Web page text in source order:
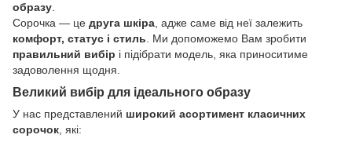
образу
Сорочка — це друга шкіра , адже саме від неї залежить
комфорт, статус і стиль . Ми допоможемо Вам зробити
правильний вибір і підібрати модель, яка приноситиме
задоволення щодня.
Великий вибір для ідеального образу
У нас представлений широкий асортимент класичних
сорочок , які: